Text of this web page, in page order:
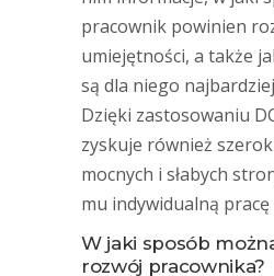
pracownik powinien
umiejętności, a także
są dla niego
Dzięki zastosowaniu
zyskuje również
mocnych i słabych
mu indywidualną pracę
W jaki sposób
rozwój pracownika?